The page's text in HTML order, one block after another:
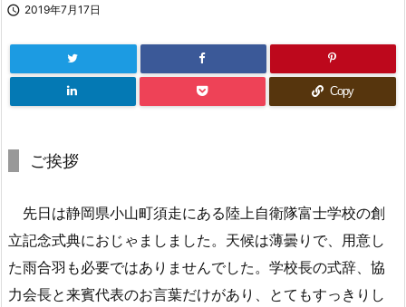
 2019年7月17日
Copy
ご挨拶
先日は静岡県小山町須走にある陸上自衛隊富士学校の創
立記念式典におじゃましました。天候は薄曇りで、用意し
た雨合羽も必要ではありませんでした。学校長の式辞、協
力会長と来賓代表のお言葉だけがあり、とてもすっきりし